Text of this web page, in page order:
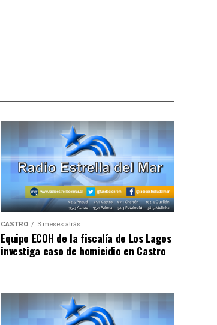
CASTRO 3 meses atrás
Equipo ECOH de la fiscalía de Los Lagos
investiga caso de homicidio en Castro